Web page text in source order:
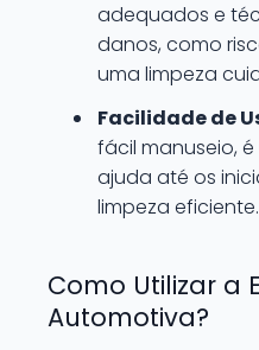
adequados e
danos, como
uma limpeza
Facilidade de
fácil manuseio,
ajuda até os
limpeza eficiente.
Como Utilizar a
Automotiva?